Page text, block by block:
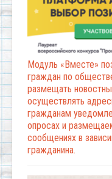
Модуль «Вместе»
граждан по
размещать
осуществлять
гражданам
опросах и
сообщениях в
гражданина.